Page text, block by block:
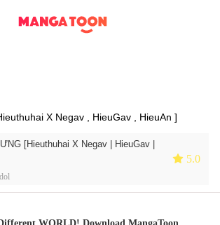
X Negav , HieuGav , HieuAn ]
[Hieuthuhai X Negav | HieuGav |
 5.0